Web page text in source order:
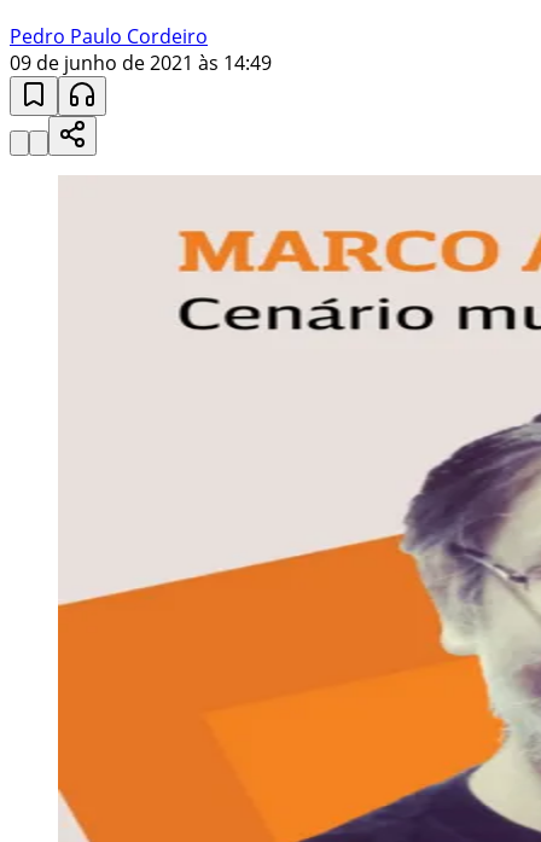
Pedro Paulo Cordeiro
09 de junho de 2021 às 14:49